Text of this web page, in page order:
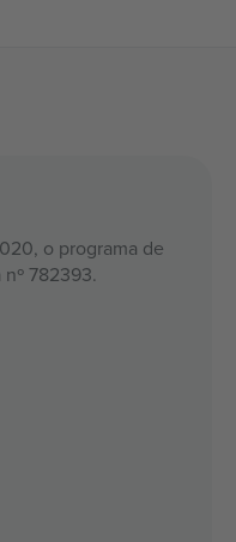
o programa de
782393.